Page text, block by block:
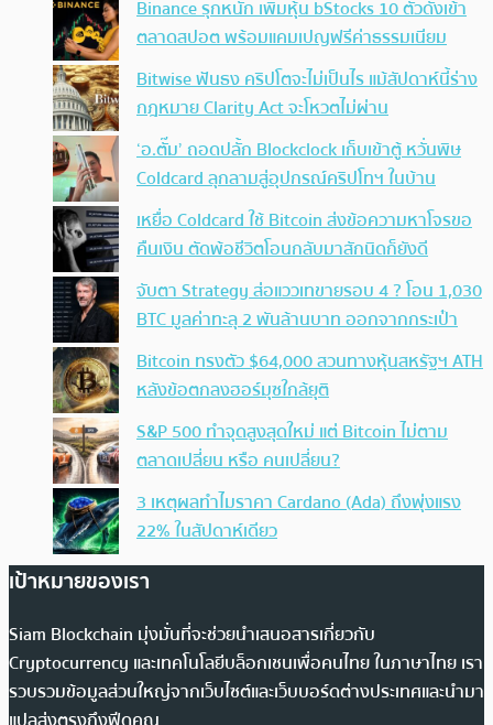
Binance รุกหนัก เพิ่มหุ้น bStocks 10 ตัวดังเข้า
ตลาดสปอต พร้อมแคมเปญฟรีค่าธรรมเนียม
Bitwise ฟันธง คริปโตจะไม่เป็นไร แม้สัปดาห์นี้ร่าง
กฎหมาย Clarity Act จะโหวตไม่ผ่าน
‘อ.ตั๊ม’ ถอดปลั้ก Blockclock เก็บเข้าตู้ หวั่นพิษ
Coldcard ลุกลามสู่อุปกรณ์คริปโทฯ ในบ้าน
เหยื่อ Coldcard ใช้ Bitcoin ส่งข้อความหาโจรขอ
คืนเงิน ตัดพ้อชีวิตโอนกลับมาสักนิดก็ยังดี
จับตา Strategy ส่อแววเทขายรอบ 4 ? โอน 1,030
BTC มูลค่าทะลุ 2 พันล้านบาท ออกจากกระเป๋า
Bitcoin ทรงตัว $64,000 สวนทางหุ้นสหรัฐฯ ATH
หลังข้อตกลงฮอร์มุซใกล้ยุติ
S&P 500 ทำจุดสูงสุดใหม่ แต่ Bitcoin ไม่ตาม
ตลาดเปลี่ยน หรือ คนเปลี่ยน?
3 เหตุผลทำไมราคา Cardano (Ada) ถึงพุ่งแรง
22% ในสัปดาห์เดียว
เป้าหมายของเรา
Siam Blockchain มุ่งมั่นที่จะช่วยนำเสนอสารเกี่ยวกับ
Cryptocurrency และเทคโนโลยีบล็อกเชนเพื่อคนไทย ในภาษาไทย เรา
รวบรวมข้อมูลส่วนใหญ่จากเว็บไซต์และเว็บบอร์ดต่างประเทศและนำมา